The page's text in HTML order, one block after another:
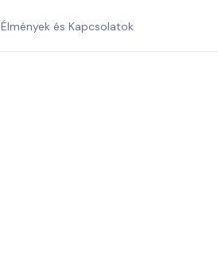
Élmények és Kapcsolatok